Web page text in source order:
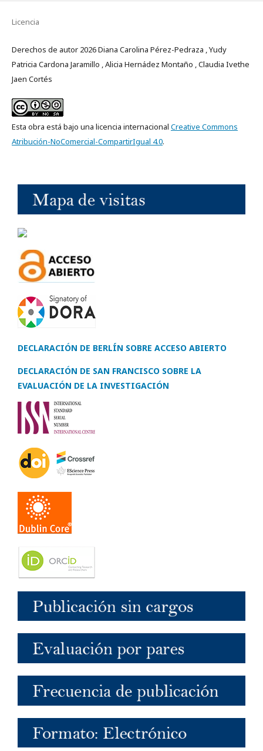
Licencia
Derechos de autor 2026 Diana Carolina Pérez-Pedraza , Yudy
Patricia Cardona Jaramillo , Alicia Hernádez Montaño , Claudia Ivethe
Jaen Cortés
Esta obra está bajo una licencia internacional Creative Commons
Atribución-NoComercial-CompartirIgual 4.0.
DECLARACIÓN DE BERLÍN SOBRE ACCESO ABIERTO
DECLARACIÓN DE SAN FRANCISCO SOBRE LA
EVALUACIÓN DE LA INVESTIGACIÓN